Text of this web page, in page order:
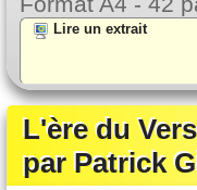
Lire un extrait
L'ère du
par Patrick